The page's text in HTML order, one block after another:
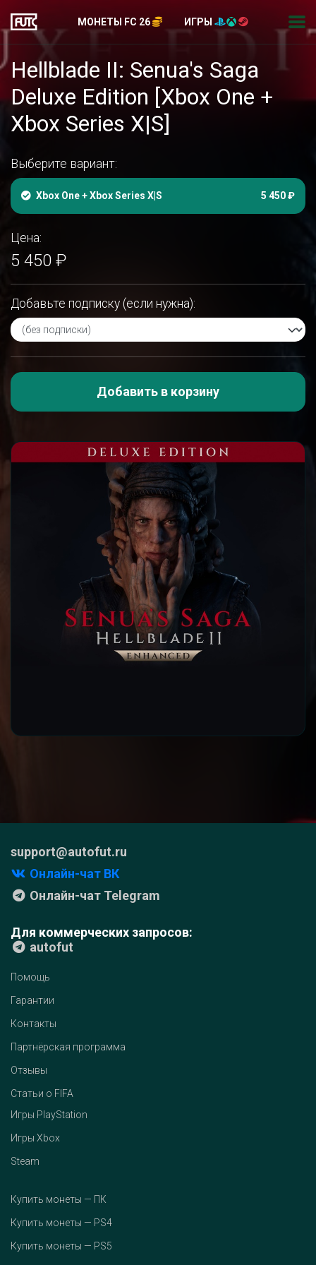
МОНЕТЫ FC 26 ИГРЫ
Hellblade II: Senua's Saga
Deluxe Edition [Xbox One +
Xbox Series X|S]
Выберите вариант:
Xbox One + Xbox Series X|S 5 450 ₽
Цена:
5 450 ₽
Добавьте подписку (если нужна):
Добавить в корзину
support@autofut.ru
Онлайн-чат ВК
Онлайн-чат Telegram
Для коммерческих запросов:
autofut
Помощь
Гарантии
Контакты
Партнёрская программа
Отзывы
Статьи о FIFA
Игры PlayStation
Игры Xbox
Steam
Купить монеты — ПК
Купить монеты — PS4
Купить монеты — PS5